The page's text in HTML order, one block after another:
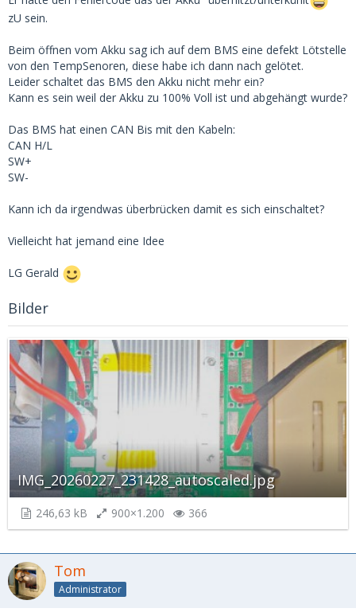
zU sein.
Beim öffnen vom Akku sag ich auf dem BMS eine defekt Lötstelle
von den TempSenoren, diese habe ich dann nach gelötet.
Leider schaltet das BMS den Akku nicht mehr ein?
Kann es sein weil der Akku zu 100% Voll ist und abgehängt wurde?
Das BMS hat einen CAN Bis mit den Kabeln:
CAN H/L
SW+
SW-
Kann ich da irgendwas überbrücken damit es sich einschaltet?
Vielleicht hat jemand eine Idee
LG Gerald
Bilder
IMG_20260227_231428_autoscaled.jpg
246,63 kB 900×1.200 366
Tom
Administrator